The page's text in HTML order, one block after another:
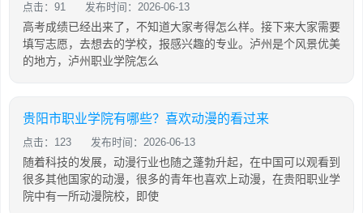
点击：91 发布时间：2026-06-13
高考成绩已经出来了，不知道大家考得怎么样。接下来大家需要
填写志愿，去想去的学校，报感兴趣的专业。泸州是个风景优美
的地方，泸州职业学院怎么
贵阳市职业学院有哪些？喜欢动漫的看过来
点击：123 发布时间：2026-06-13
随着科技的发展，动漫行业也随之蓬勃升起，在中国可以观看到
很多其他国家的动漫，很多的青年也喜欢上动漫，在贵阳职业学
院中有一所动漫院校，即使